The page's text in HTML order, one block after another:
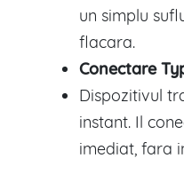
un simplu
flacara.
Conectare
Dispozitivul
instant. Il
imediat, fara